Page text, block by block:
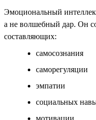
Эмоциональный
а не волшебный дар. Он
составляющих:
самосознания
саморегуляции
эмпатии
социальных
мотивации